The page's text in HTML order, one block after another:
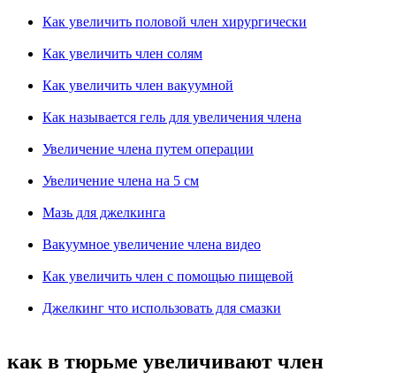
Как увеличить половой член хирургически
Как увеличить член солям
Как увеличить член вакуумной
Как называется гель для увеличения члена
Увеличение члена путем операции
Увеличение члена на 5 см
Мазь для джелкинга
Вакуумное увеличение члена видео
Как увеличить член с помощью пищевой
Джелкинг что использовать для смазки
как в тюрьме увеличивают член